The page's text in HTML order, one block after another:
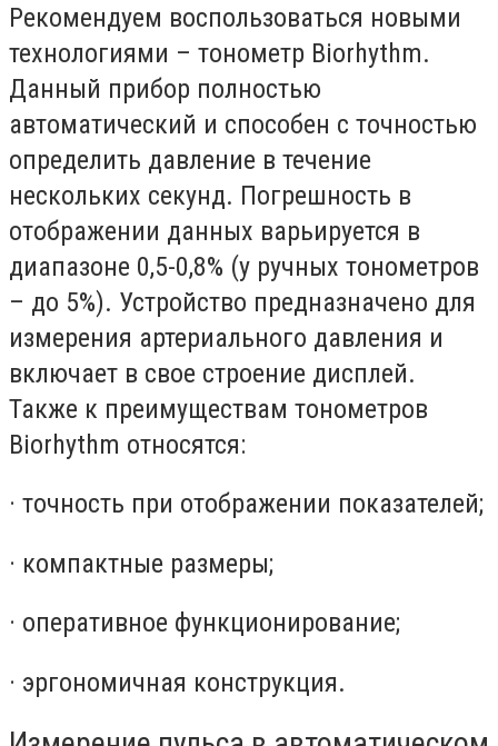
Рекомендуем воспользоваться новыми
технологиями – тонометр Biorhythm.
Данный прибор полностью
автоматический и способен с точностью
определить давление в течение
нескольких секунд. Погрешность в
отображении данных варьируется в
диапазоне 0,5-0,8% (у ручных тонометров
– до 5%). Устройство предназначено для
измерения артериального давления и
включает в свое строение дисплей.
Также к преимуществам тонометров
Biorhythm относятся:
· точность при отображении показателей;
· компактные размеры;
· оперативное функционирование;
· эргономичная конструкция.